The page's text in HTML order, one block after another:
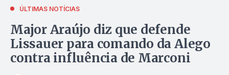
ÚLTIMAS NOTÍCIAS
Major Araújo diz que defende
Lissauer para comando da Alego
contra influência de Marconi